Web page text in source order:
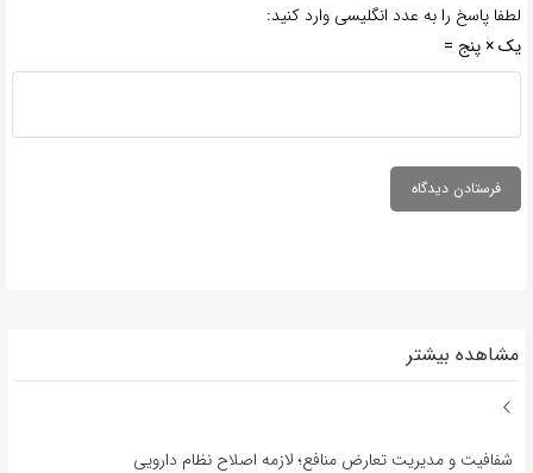
لطفا پاسخ را به عدد انگلیسی وارد کنید:
یک × پنج =
مشاهده بیشتر
شفافیت و مدیریت تعارض منافع؛ لازمه اصلاح نظام دارویی